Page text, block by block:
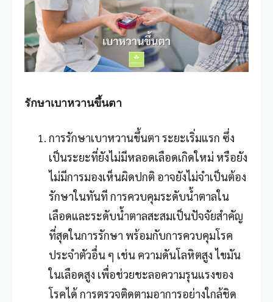
รักษาเบาหวานขึ้นตา
การรักษาเบาหวานขึ้นตา ระยะเริ่มแรก ซึ่ง
เป็นระยะที่ยังไม่มีหลอดเลือดเกิดใหม่ หรือยัง
ไม่มีการมองเห็นผิดปกติ อาจยังไม่จำเป็นต้อง
รักษาในทันที การควบคุมระดับน้ำตาลใน
เลือดและระดับน้ำตาลสะสมเป็นปัจจัยสำคัญ
ที่สุดในการรักษา พร้อมกับการควบคุมโรค
ประจำตัวอื่น ๆ เช่น ความดันโลหิตสูง ไขมัน
ในเลือดสูง เพื่อช่วยชะลอความรุนแรงของ
โรคได้ การตรวจติดตามอาการอย่างใกล้ชิด